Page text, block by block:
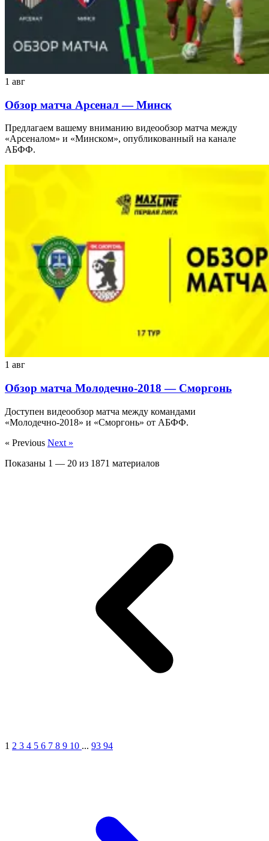
1 авг
Обзор матча Арсенал — Минск
Предлагаем вашему вниманию видеообзор матча между
«Арсеналом» и «Минском», опубликованный на канале
АБФФ.
1 авг
Обзор матча Молодечно-2018 — Сморгонь
Доступен видеообзор матча между командами
«Молодечно-2018» и «Сморгонь» от АБФФ.
« Previous Next »
Показаны 1 — 20 из 1871 материалов
1 2 3 4 5 6 7 8 9 10 ... 93 94